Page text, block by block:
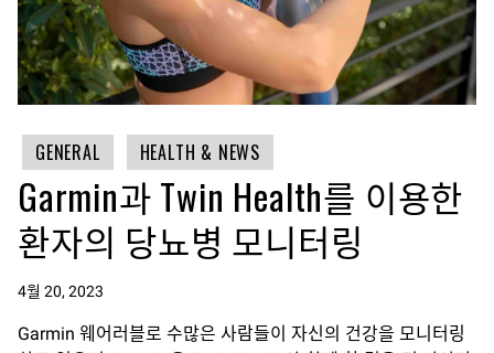
GENERAL HEALTH & NEWS
Garmin과 Twin Health를 이용한
환자의 당뇨병 모니터링
4월 20, 2023
Garmin 웨어러블로 수많은 사람들이 자신의 건강을 모니터링